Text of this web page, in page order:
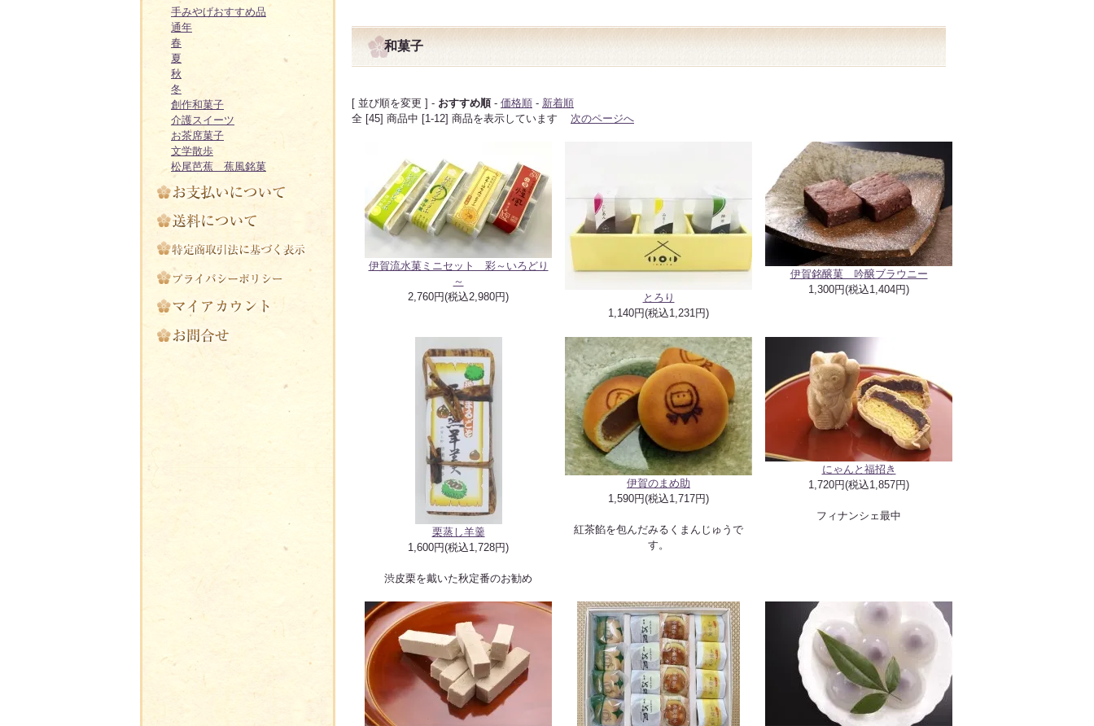
手みやげおすすめ品
通年
春
夏
秋
冬
創作和菓子
介護スイーツ
お茶席菓子
文学散歩
松尾芭蕉 蕉風銘菓
和菓子
[ 並び順を変更 ] - おすすめ順- 価格順 - 新着順
全 [45] 商品中 [1-12] 商品を表示しています 次のページへ
伊賀流水菓ミニセット 彩～いろどり
～
2,760円(税込2,980円)
とろり
1,140円(税込1,231円)
伊賀銘醸菓 吟醸ブラウニー
1,300円(税込1,404円)
栗蒸し羊羹
1,600円(税込1,728円)
渋皮栗を戴いた秋定番のお勧め
伊賀のまめ助
1,590円(税込1,717円)
紅茶餡を包んだみるくまんじゅうで
す。
にゃんと福招き
1,720円(税込1,857円)
フィナンシェ最中